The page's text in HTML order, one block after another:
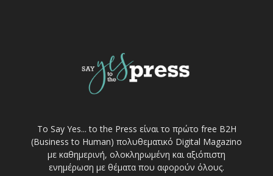
Το Say Yes... to the Press είναι το πρώτο free Β2Η
(Business to Human) πολυθεματικό Digital Magazino
με καθημερινή, ολοκληρωμένη και αξιόπιστη
ενημέρωση με θέματα που αφορούν όλους.